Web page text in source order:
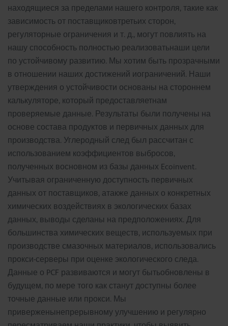
находящиеся за пределами нашего контроля, такие как
зависимость от поставщиковтретьих сторон,
регуляторные ограничения и т. д., могут повлиять на
нашу способность полностью реализоватьнаши цели
по устойчивому развитию. Мы хотим быть прозрачными
в отношении наших достижений иограничений. Наши
утверждения о устойчивости основаны на стороннем
калькуляторе, который предоставляетнам
проверяемые данные. Результаты были получены на
основе состава продуктов и первичных данных для
производства. Углеродный след был рассчитан с
использованием коэффициентов выбросов,
полученных восновном из базы данных Ecoinvent.
Учитывая ограниченную доступность первичных
данных от поставщиков, атакже данных о конкретных
химических воздействиях в экологических базах
данных, выводы сделаны на предположениях. Для
большинства химических веществ, используемых при
производстве смазочных материалов, использовались
прокси-серверы при оценке экологического следа.
Данные о PCF развиваются и могут бытьобновлены в
будущем, по мере того как станут доступны более
точные данные или прокси. Мы
приверженынепрерывному улучшению и регулярно